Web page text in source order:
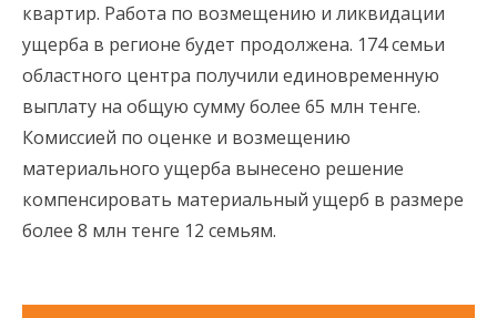
квартир. Работа по возмещению и ликвидации
ущерба в регионе будет продолжена. 174 семьи
областного центра получили единовременную
выплату на общую сумму более 65 млн тенге.
Комиссией по оценке и возмещению
материального ущерба вынесено решение
компенсировать материальный ущерб в размере
более 8 млн тенге 12 семьям.